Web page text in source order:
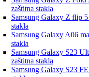
zaštitna stakla
Samsung Galaxy Z flip 5
stakla
Samsung Galaxy A06
stakla
Samsung Galaxy S23
zaštitna stakla
Samsung Galaxy S23 FE